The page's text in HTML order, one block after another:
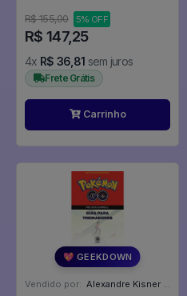
R$ 155,00
5% OFF
R$ 147,25
4x R$ 36,81 sem juros
Frete Grátis
Carrinho
💖 GEEKDOWN
Vendido por: Alexandre Kisner - PR